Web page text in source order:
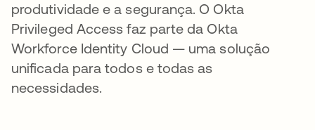
produtividade e a segurança. O Okta
Privileged Access faz parte da Okta
Workforce Identity Cloud — uma solução
unificada para todos e todas as
necessidades.